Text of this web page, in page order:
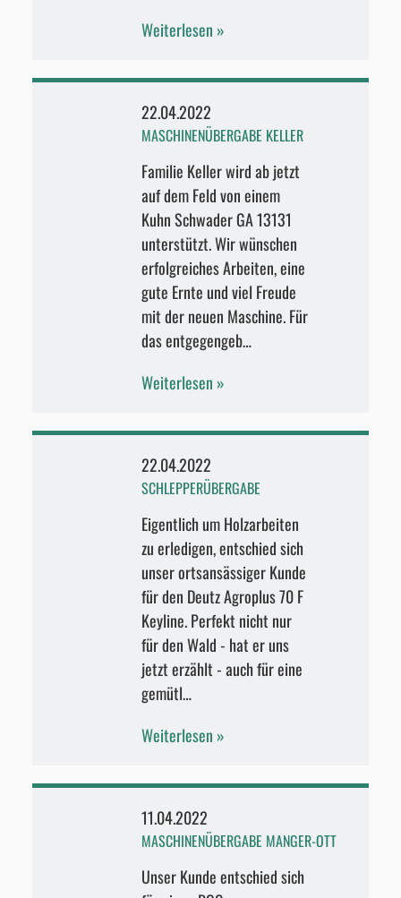
Weiterlesen
22.04.2022
MASCHINENÜBERGABE KELLER
Familie Keller wird ab jetzt
auf dem Feld von einem
Kuhn Schwader GA 13131
unterstützt. Wir wünschen
erfolgreiches Arbeiten, eine
gute Ernte und viel Freude
mit der neuen Maschine. Für
das entgegengeb…
Weiterlesen
22.04.2022
SCHLEPPERÜBERGABE
Eigentlich um Holzarbeiten
zu erledigen, entschied sich
unser ortsansässiger Kunde
für den Deutz Agroplus 70 F
Keyline. Perfekt nicht nur
für den Wald - hat er uns
jetzt erzählt - auch für eine
gemütl…
Weiterlesen
11.04.2022
MASCHINENÜBERGABE MANGER-OTT
Unser Kunde entschied sich